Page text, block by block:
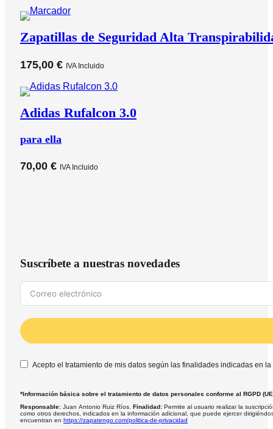
Zapatillas de Seguridad Alta
175,00 € IVA Incluido
Adidas Rufalcon 3.0
para ella
70,00 € IVA Incluido
Suscríbete a nuestras novedades
Acepto el tratamiento de mis datos según las finalidades indicadas en
*Información básica sobre el tratamiento de datos personales conforme al RGPD
Responsable: Juan Antonio Ruiz Ríos. Finalidad: Permite al usuario realizar la
como otros derechos, indicados en la información adicional, que puede ejercer
encuentran en https://zapatengo.com/politica-de-privacidad